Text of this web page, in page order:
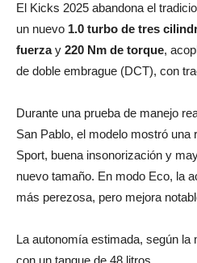
El Kicks 2025 abandona el
un nuevo 1.0 turbo de tres
fuerzay 220 Nm de torque,
de doble embrague (DCT), con
Durante una prueba de manejo
San Pablo, el modelo mostró una
Sport, buena insonorización y
nuevo tamaño. En modo Eco, la
más perezosa, pero mejora
La autonomía estimada, según la
con un tanque de 48 litros.